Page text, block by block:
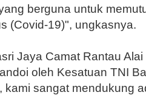
berguna untuk
(Covid-19)", ungkasnya.
Jaya Camat Rantau
oleh Kesatuan TNI
kami sangat mendukung